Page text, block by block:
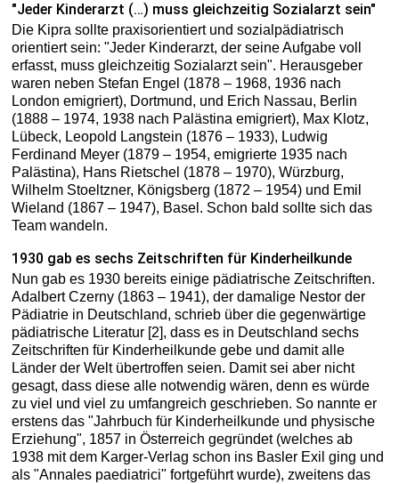
"Jeder Kinderarzt (…) muss gleichzeitig Sozialarzt sein"
Die Kipra sollte praxisorientiert und sozialpädiatrisch
orientiert sein: "Jeder Kinderarzt, der seine Aufgabe voll
erfasst, muss gleichzeitig Sozialarzt sein". Herausgeber
waren neben Stefan Engel (1878 – 1968, 1936 nach
London emigriert), Dortmund, und Erich Nassau, Berlin
(1888 – 1974, 1938 nach Palästina emigriert), Max Klotz,
Lübeck, Leopold Langstein (1876 – 1933), Ludwig
Ferdinand Meyer (1879 – 1954, emigrierte 1935 nach
Palästina), Hans Rietschel (1878 – 1970), Würzburg,
Wilhelm Stoeltzner, Königsberg (1872 – 1954) und Emil
Wieland (1867 – 1947), Basel. Schon bald sollte sich das
Team wandeln.
1930 gab es sechs Zeitschriften für Kinderheilkunde
Nun gab es 1930 bereits einige pädiatrische Zeitschriften.
Adalbert Czerny (1863 – 1941), der damalige Nestor der
Pädiatrie in Deutschland, schrieb über die gegenwärtige
pädiatrische Literatur [2], dass es in Deutschland sechs
Zeitschriften für Kinderheilkunde gebe und damit alle
Länder der Welt übertroffen seien. Damit sei aber nicht
gesagt, dass diese alle notwendig wären, denn es würde
zu viel und viel zu umfangreich geschrieben. So nannte er
erstens das "Jahrbuch für Kinderheilkunde und physische
Erziehung", 1857 in Österreich gegründet (welches ab
1938 mit dem Karger-Verlag schon ins Basler Exil ging und
als "Annales paediatrici" fortgeführt wurde), zweitens das